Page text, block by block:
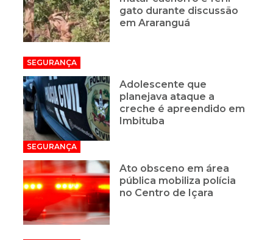
gato durante discussão
em Araranguá
SEGURANÇA
Adolescente que
planejava ataque a
creche é apreendido em
Imbituba
SEGURANÇA
Ato obsceno em área
pública mobiliza polícia
no Centro de Içara